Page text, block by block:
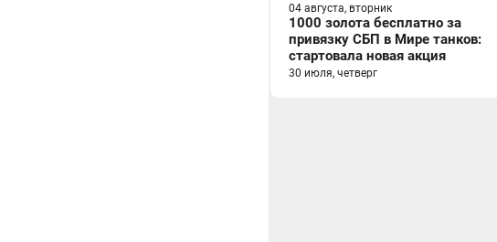
04 августа, вторник
1000 золота бесплатно за
привязку СБП в Мире танков:
стартовала новая акция
30 июля, четверг